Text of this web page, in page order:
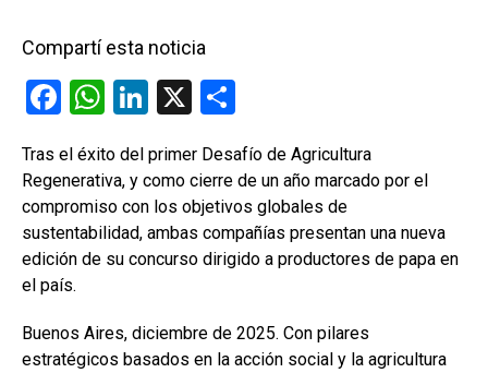
Compartí esta noticia
F
ce
b
o
o
W
at
s
A
p
Li
ke
dI
n
X
m
p
ar
tir
Tras el éxito del primer Desafío de Agricultura
Regenerativa, y como cierre de un año marcado por el
compromiso con los objetivos globales de
sustentabilidad, ambas compañías presentan una nueva
edición de su concurso dirigido a productores de papa en
el país.
Buenos Aires, diciembre de 2025. Con pilares
estratégicos basados en la acción social y la agricultura